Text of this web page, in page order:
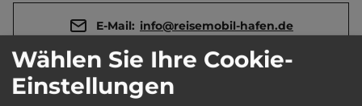
E-Mail: info@reisemobil-hafen.de
Öffnungszeiten:
Wählen Sie Ihre Cookie-
Einstellungen